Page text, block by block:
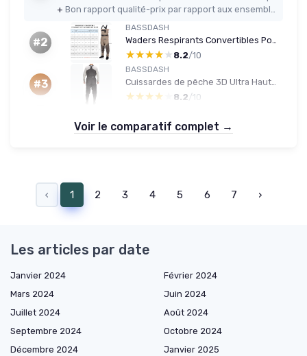
+
Bon rapport qualité-prix par rapport aux ensembles techniques plus chers
#2
BASSDASH
Waders Respirants Convertibles Poitrine/Taille pour Pêche et Chasse à Pieds Chaussettes pour Hommes XXL
★★★★★
★★★★★ 8.2/10
#3
BASSDASH
Cuissardes de pêche 3D Ultra Haute résistance en Nylon à Carreaux Noir PVC pêche Chasse Waders pour Hommes Carreaux noirs Large Long Feet 10-11
★★★★★
★★★★★ 8.2 /10
Voir le comparatif complet →
‹ 1 2 3 4 5 6 7 ›
Les articles par date
Janvier 2024
Février 2024
Mars 2024
Juin 2024
Juillet 2024
Août 2024
Septembre 2024
Octobre 2024
Décembre 2024
Janvier 2025